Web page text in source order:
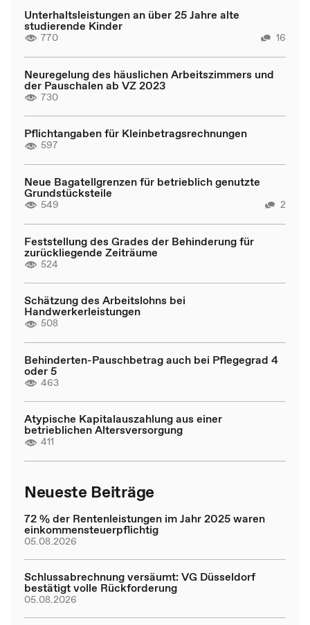
Unterhaltsleistungen an über 25 Jahre alte
studierende Kinder
770 16
Neuregelung des häuslichen Arbeitszimmers und
der Pauschalen ab VZ 2023
730
Pflichtangaben für Kleinbetragsrechnungen
597
Neue Bagatellgrenzen für betrieblich genutzte
Grundstücksteile
549 2
Feststellung des Grades der Behinderung für
zurückliegende Zeiträume
524
Schätzung des Arbeitslohns bei
Handwerkerleistungen
508
Behinderten-Pauschbetrag auch bei Pflegegrad 4
oder 5
463
Atypische Kapitalauszahlung aus einer
betrieblichen Altersversorgung
411
Neueste Beiträge
72 % der Rentenleistungen im Jahr 2025 waren
einkommensteuerpflichtig
05.08.2026
Schlussabrechnung versäumt: VG Düsseldorf
bestätigt volle Rückforderung
05.08.2026